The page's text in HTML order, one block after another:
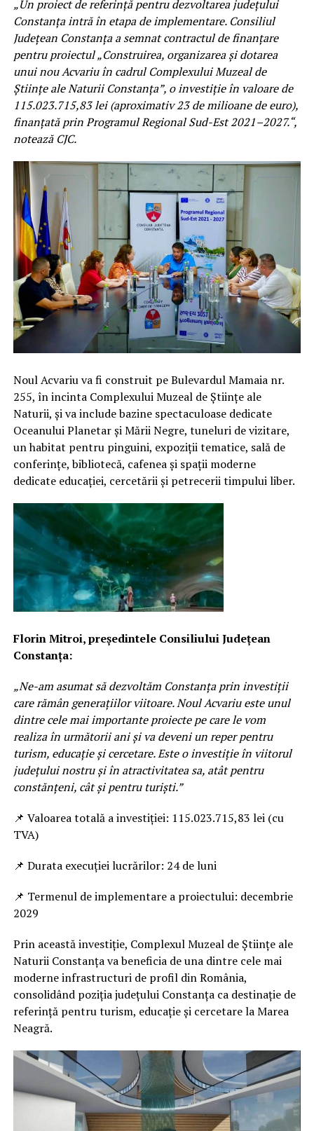
„Un proiect de referință pentru dezvoltarea județului
Constanța intră în etapa de implementare. Consiliul
Județean Constanța a semnat contractul de finanțare
pentru proiectul „Construirea, organizarea și dotarea
unui nou Acvariu în cadrul Complexului Muzeal de
Științe ale Naturii Constanța”, o investiție în valoare de
115.023.715,83 lei (aproximativ 23 de milioane de euro),
finanțată prin Programul Regional Sud-Est 2021–2027.“,
notează CJC.
Noul Acvariu va fi construit pe Bulevardul Mamaia nr.
255, în incinta Complexului Muzeal de Științe ale
Naturii, și va include bazine spectaculoase dedicate
Oceanului Planetar și Mării Negre, tuneluri de vizitare,
un habitat pentru pinguini, expoziții tematice, sală de
conferințe, bibliotecă, cafenea și spații moderne
dedicate educației, cercetării și petrecerii timpului liber.
Florin Mitroi, președintele Consiliului Județean
Constanța:
„Ne-am asumat să dezvoltăm Constanța prin investiții
care rămân generațiilor viitoare. Noul Acvariu este unul
dintre cele mai importante proiecte pe care le vom
realiza în următorii ani și va deveni un reper pentru
turism, educație și cercetare. Este o investiție în viitorul
județului nostru și în atractivitatea sa, atât pentru
constănțeni, cât și pentru turiști.”
📌 Valoarea totală a investiției: 115.023.715,83 lei (cu
TVA)
📌 Durata execuției lucrărilor: 24 de luni
📌 Termenul de implementare a proiectului: decembrie
2029
Prin această investiție, Complexul Muzeal de Științe ale
Naturii Constanța va beneficia de una dintre cele mai
moderne infrastructuri de profil din România,
consolidând poziția județului Constanța ca destinație de
referință pentru turism, educație și cercetare la Marea
Neagră.